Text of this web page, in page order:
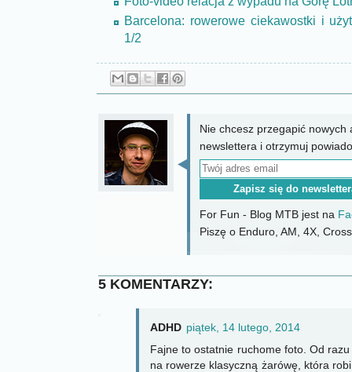
Barcelona: rowerowe ciekawostki i
1/2
Nie chcesz przegapić nowych
newslettera i otrzymuj
For Fun - Blog MTB jest na
Piszę o Enduro, AM, 4X,
5 KOMENTARZY:
ADHD piątek, 14 lutego, 2014
Fajne to ostatnie ruchome foto. Od
na rowerze klasyczną żarówę, która